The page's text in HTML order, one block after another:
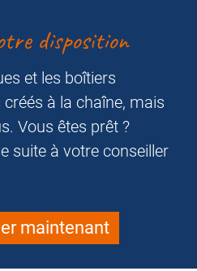
disposition
et les boîtiers
à la chaîne, mais
Vous êtes prêt ?
suite à votre conseiller
maintenant